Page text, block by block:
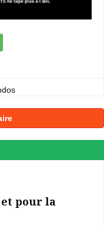
pour la